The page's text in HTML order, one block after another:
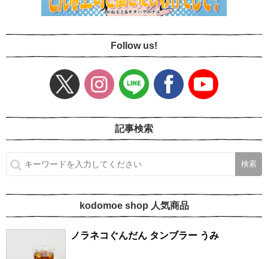
Follow us!
記事検索
kodomoe shop 人気商品
ノラネコぐんだん タンブラー うみ